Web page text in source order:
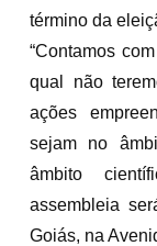
término da
“Contamos
qual não
ações
sejam no
âmbito
assembleia
Goiás, na